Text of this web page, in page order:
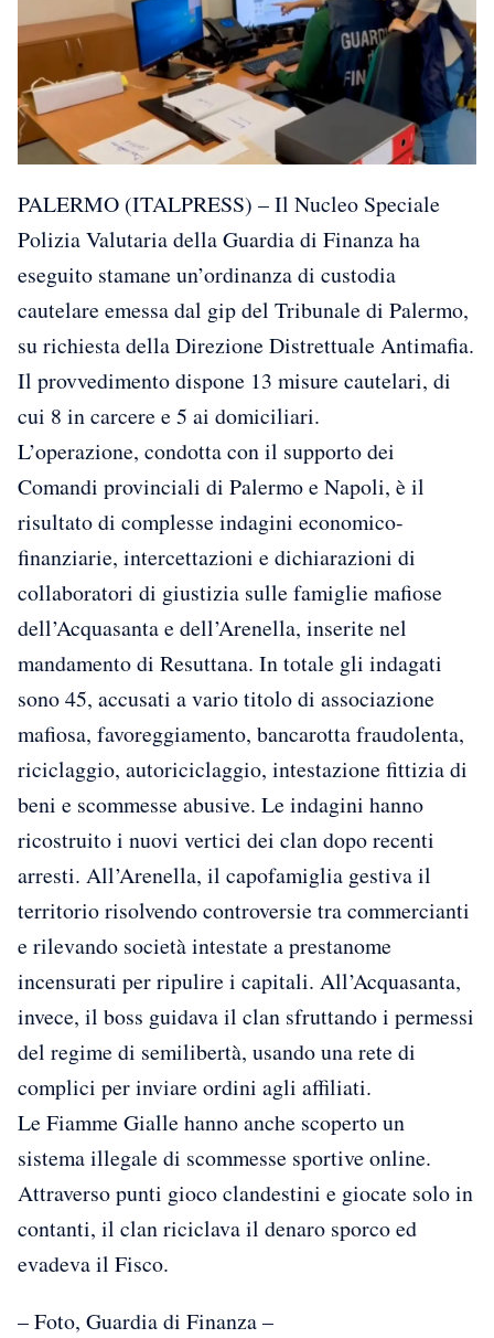
PALERMO (ITALPRESS) – Il Nucleo Speciale
Polizia Valutaria della Guardia di Finanza ha
eseguito stamane un’ordinanza di custodia
cautelare emessa dal gip del Tribunale di Palermo,
su richiesta della Direzione Distrettuale Antimafia.
Il provvedimento dispone 13 misure cautelari, di
cui 8 in carcere e 5 ai domiciliari.
L’operazione, condotta con il supporto dei
Comandi provinciali di Palermo e Napoli, è il
risultato di complesse indagini economico-
finanziarie, intercettazioni e dichiarazioni di
collaboratori di giustizia sulle famiglie mafiose
dell’Acquasanta e dell’Arenella, inserite nel
mandamento di Resuttana. In totale gli indagati
sono 45, accusati a vario titolo di associazione
mafiosa, favoreggiamento, bancarotta fraudolenta,
riciclaggio, autoriciclaggio, intestazione fittizia di
beni e scommesse abusive. Le indagini hanno
ricostruito i nuovi vertici dei clan dopo recenti
arresti. All’Arenella, il capofamiglia gestiva il
territorio risolvendo controversie tra commercianti
e rilevando società intestate a prestanome
incensurati per ripulire i capitali. All’Acquasanta,
invece, il boss guidava il clan sfruttando i permessi
del regime di semilibertà, usando una rete di
complici per inviare ordini agli affiliati.
Le Fiamme Gialle hanno anche scoperto un
sistema illegale di scommesse sportive online.
Attraverso punti gioco clandestini e giocate solo in
contanti, il clan riciclava il denaro sporco ed
evadeva il Fisco.
– Foto, Guardia di Finanza –